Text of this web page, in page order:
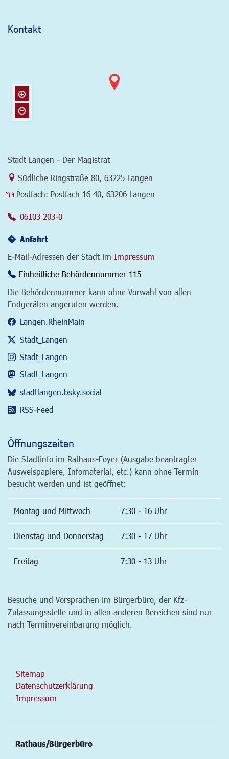
Kontakt
Stadt Langen - Der Magistrat
Link zur Google-Maps Navigation
Südliche Ringstraße 80 63225 Langen
Postfach: Postfach 16 40, 63206 Langen
06103 203-0
Anfahrt
E-Mail-Adressen der Stadt im Impressum
Einheitliche Behördennummer 115
Die Behördennummer kann ohne Vorwahl von allen
Endgeräten angerufen werden.
Langen.RheinMain
Stadt_Langen
Stadt_Langen
Stadt_Langen
stadtlangen.bsky.social
RSS-Feed
Öffnungszeiten
Die Stadtinfo im Rathaus-Foyer (Ausgabe beantragter
Ausweispapiere, Infomaterial, etc.) kann ohne Termin
besucht werden und ist geöffnet:
Montag und Mittwoch 7:30 - 16 Uhr
Dienstag und Donnerstag 7:30 - 17 Uhr
Freitag 7:30 - 13 Uhr
Besuche und Vorsprachen im Bürgerbüro, der Kfz-
Zulassungsstelle und in allen anderen Bereichen sind nur
nach Terminvereinbarung möglich.
Sitemap
Datenschutzerklärung
Impressum
Rathaus/Bürgerbüro